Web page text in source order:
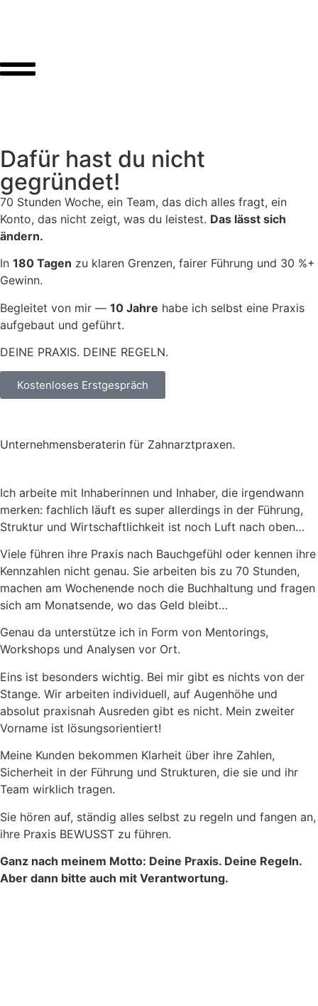
Dafür hast du nicht
gegründet!
70 Stunden Woche, ein Team, das dich alles fragt, ein
Konto, das nicht zeigt, was du leistest. Das lässt sich
ändern.
In 180 Tagen zu klaren Grenzen, fairer Führung und 30 %+
Gewinn.
Begleitet von mir — 10 Jahre habe ich selbst eine Praxis
aufgebaut und geführt.
DEINE PRAXIS. DEINE REGELN.
Kostenloses Erstgespräch
Unternehmensberaterin für Zahnarztpraxen.
Ich arbeite mit Inhaberinnen und Inhaber, die irgendwann
merken: fachlich läuft es super allerdings in der Führung,
Struktur und Wirtschaftlichkeit ist noch Luft nach oben…
Viele führen ihre Praxis nach Bauchgefühl oder kennen ihre
Kennzahlen nicht genau. Sie arbeiten bis zu 70 Stunden,
machen am Wochenende noch die Buchhaltung und fragen
sich am Monatsende, wo das Geld bleibt…
Genau da unterstütze ich in Form von Mentorings,
Workshops und Analysen vor Ort.
Eins ist besonders wichtig. Bei mir gibt es nichts von der
Stange. Wir arbeiten individuell, auf Augenhöhe und
absolut praxisnah Ausreden gibt es nicht. Mein zweiter
Vorname ist lösungsorientiert!
Meine Kunden bekommen Klarheit über ihre Zahlen,
Sicherheit in der Führung und Strukturen, die sie und ihr
Team wirklich tragen.
Sie hören auf, ständig alles selbst zu regeln und fangen an,
ihre Praxis BEWUSST zu führen.
Ganz nach meinem Motto: Deine Praxis. Deine Regeln.
Aber dann bitte auch mit Verantwortung.